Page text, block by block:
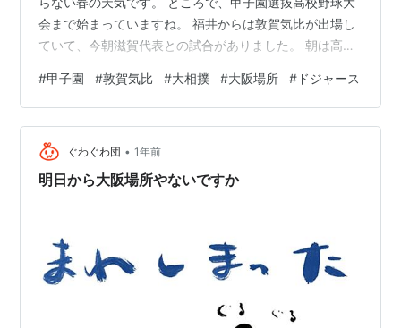
会まで始まっていますね。 福井からは敦賀気比が出場し
ていて、今朝滋賀代表との試合がありました。 朝は高校
なことです。 敦賀気比は15点も取って勝ちました。 この
得点を貯金しておいて、別の試合に使えたら良いのです
が、そういう訳にも行きません。 あんまり取ると、次の
試合で打てなかったりするので、ちょっとヤキモキして
ました。 ついでに投げて撃っての2年生ピッチャーの五
#甲子園 #敦賀気比 #大相撲 #大阪場所 # ドジャース
ぐわぐわ団 • 1年前
明日から大阪場所やないですか